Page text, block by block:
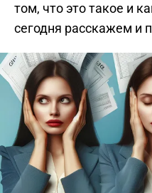
том, что это такое и
сегодня расскажем и